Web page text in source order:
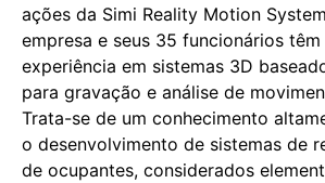
ações da Simi Reality Motion
empresa e seus 35 funcionários
experiência em sistemas 3D
para gravação e análise de
Trata-se de um conhecimento
o desenvolvimento de sistemas de
de ocupantes, considerados